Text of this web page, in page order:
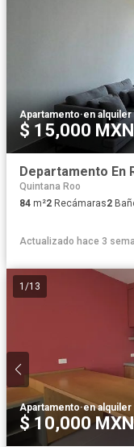
Apartamento·en alquiler
$ 15,000 MXN
Departamento En
Quintana Roo
84 m²2 Recámaras2
Actualizado hace 3
1 /13
Apartamento·en alquiler
$ 10,000 MXN